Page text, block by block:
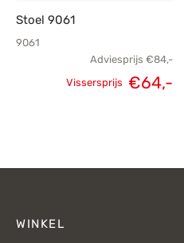
Stoel 9061
9061
Adviesprijs €84,-
Vissersprijs €64,-
WINKEL